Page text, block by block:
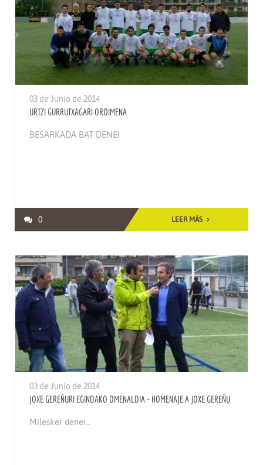
03 de Junio de 2014
URTZI GURRUTXAGARI OROIMENA
BESARKADA BAT DENEI
0 LEER MÁS
03 de Junio de 2014
JOXE GEREÑURI EGINDAKO OMENALDIA - HOMENAJE A JOXE GEREÑU
Milesker denei...